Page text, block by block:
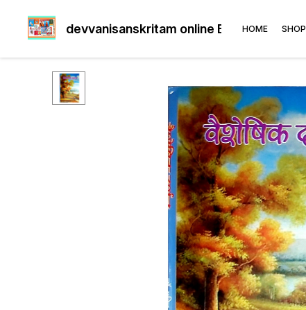
devvanisanskritam online Book's shop
HOME SHOP